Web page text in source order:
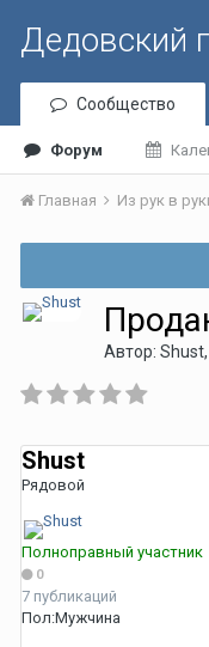
Дедовский
Сообщество
Форум
Главная Из рук в
Автор: Shust,
Shust
Рядовой
Полноправный участник
0
7 публикаций
Пол:Мужчина